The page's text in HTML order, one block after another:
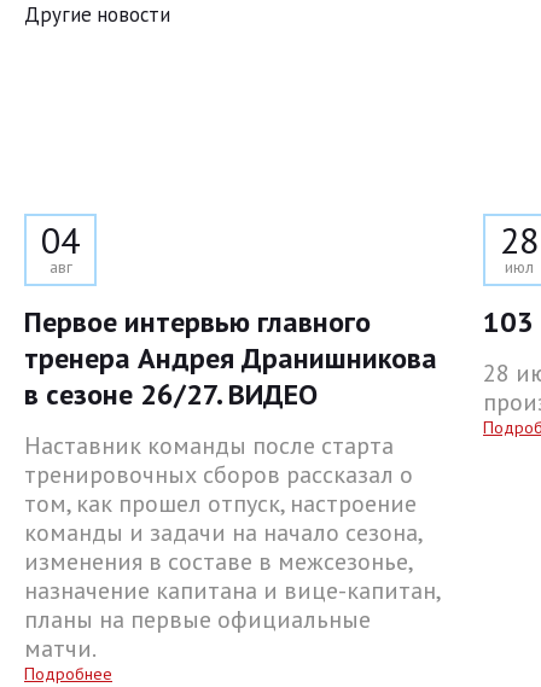
Другие новости
04
авг
Первое интервью главного
тренера Андрея Дранишникова
в сезоне 26/27. ВИДЕО
Наставник команды после старта
тренировочных сборов рассказал о
том, как прошел отпуск, настроение
команды и задачи на начало сезона,
изменения в составе в межсезонье,
назначение капитана и вице-капитан,
планы на первые официальные
матчи.
Подробнее
28
июл
103
28